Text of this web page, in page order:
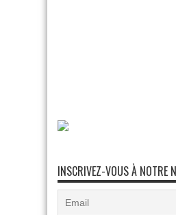
INSCRIVEZ-VOUS À NOTRE